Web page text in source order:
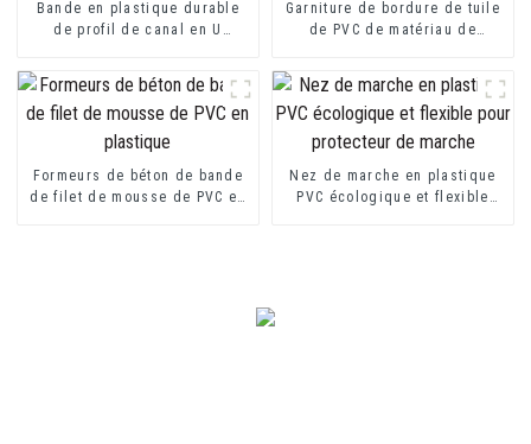
Bande en plastique durable
de profil de canal en U
en forme de U d'extrusion de
PVC
Garniture de bordure de tuile
de PVC de matériau de
Formeurs de béton de bande
de filet de mousse de PVC en
Nez de marche en plastique
PVC écologique et flexible